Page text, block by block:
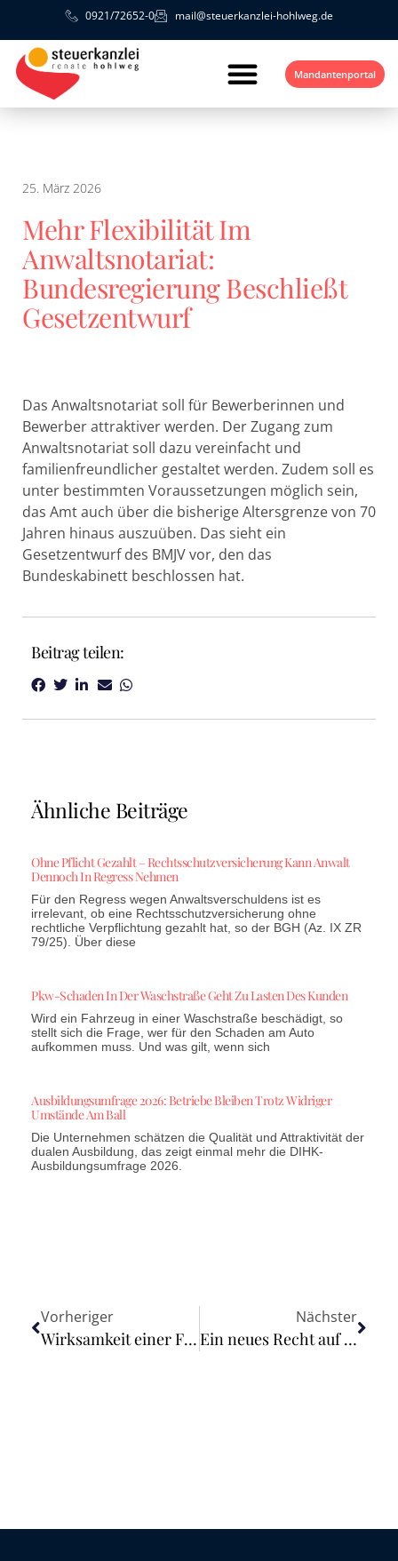
0921/72652-0 mail@steuerkanzlei-hohlweg.de
Mandantenportal
25. März 2026
Mehr Flexibilität Im
Anwaltsnotariat:
Bundesregierung Beschließt
Gesetzentwurf
Das Anwaltsnotariat soll für Bewerberinnen und
Bewerber attraktiver werden. Der Zugang zum
Anwaltsnotariat soll dazu vereinfacht und
familienfreundlicher gestaltet werden. Zudem soll es
unter bestimmten Voraussetzungen möglich sein,
das Amt auch über die bisherige Altersgrenze von 70
Jahren hinaus auszuüben. Das sieht ein
Gesetzentwurf des BMJV vor, den das
Bundeskabinett beschlossen hat.
Beitrag teilen:
Ähnliche Beiträge
Ohne Pflicht Gezahlt – Rechtsschutzversicherung Kann Anwalt
Dennoch In Regress Nehmen
Für den Regress wegen Anwaltsverschuldens ist es
irrelevant, ob eine Rechtsschutzversicherung ohne
rechtliche Verpflichtung gezahlt hat, so der BGH (Az. IX ZR
79/25). Über diese
Pkw-Schaden In Der Waschstraße Geht Zu Lasten Des Kunden
Wird ein Fahrzeug in einer Waschstraße beschädigt, so
stellt sich die Frage, wer für den Schaden am Auto
aufkommen muss. Und was gilt, wenn sich
Ausbildungsumfrage 2026: Betriebe Bleiben Trotz Widriger
Umstände Am Ball
Die Unternehmen schätzen die Qualität und Attraktivität der
dualen Ausbildung, das zeigt einmal mehr die DIHK-
Ausbildungsumfrage 2026.
Vorheriger
Wirksamkeit einer Freistellungsklausel – Widerruf der Dienstwagennutzung
Nächster
Ein neues Recht auf Reparatur: Gesetzentwurf zur Stärkung von Verbraucherrechten beschlossen